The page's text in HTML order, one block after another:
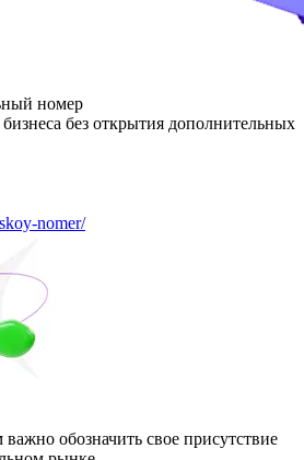
номер
без открытия дополнительных
nomer/
обозначить свое присутствие